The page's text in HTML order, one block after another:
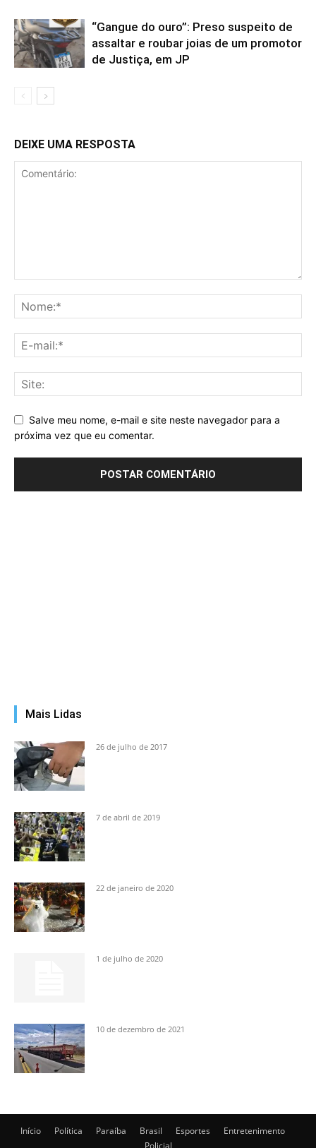
“Gangue do ouro”: Preso suspeito de
assaltar e roubar joias de um promotor
de Justiça, em JP
DEIXE UMA RESPOSTA
Salve meu nome, e-mail e site neste navegador para a
próxima vez que eu comentar.
Mais Lidas
26 de julho de 2017
7 de abril de 2019
22 de janeiro de 2020
1 de julho de 2020
10 de dezembro de 2021
Início Política Paraíba Brasil Esportes
Entretenimento